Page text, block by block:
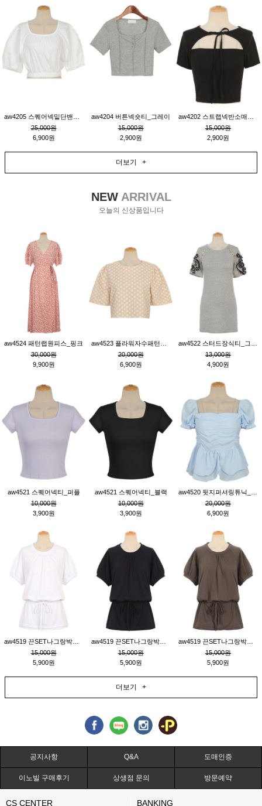
25,000원
6,900원
aw4204 버튼넥숏티_그레이
15,000원
2,900원
15,000원
2,900원
더보기 +
NEWARRIVAL
오늘의 신상품입니다
aw4524 패턴랩원피스_핑크
30,000원
9,900원
20,000원
6,900원
13,000원
4,900원
aw4521 스퀘어넥티_퍼플
10,000원
3,900원
aw4521 스퀘어넥티_블랙
10,000원
3,900원
20,000원
6,900원
15,000원
5,900원
15,000원
5,900원
15,000원
5,900원
더보기 +
공지사항 Q&A 도매인증
이노빌 구매후기 상생점 문의 방문예약
CS CENTER BANKING